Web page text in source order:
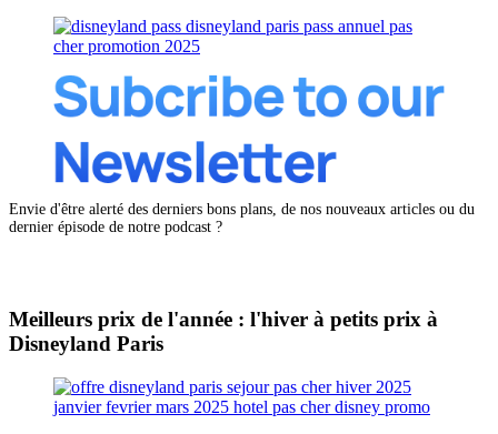
Envie d'être alerté des derniers bons plans, de nos nouveaux articles ou du
dernier épisode de notre podcast ?
Meilleurs prix de l'année : l'hiver à petits prix à
Disneyland Paris